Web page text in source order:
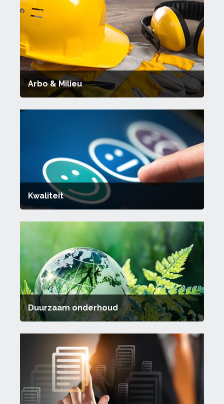
Arbo & Milieu
Kwaliteit
Duurzaam onderhoud